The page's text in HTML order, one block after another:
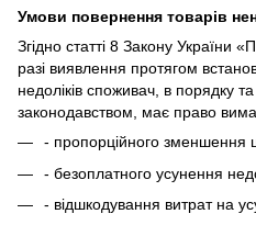
Умови повернення товарів
Згідно статті 8 Закону України
разі виявлення протягом
недоліків споживач, в порядку
законодавством, має право
- пропорційного зменшення
- безоплатного усунення
- відшкодування витрат на